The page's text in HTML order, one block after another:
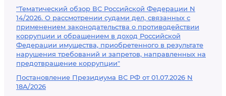
"Тематический обзор ВС Российской Федерации N
14/2026. О рассмотрении судами дел, связанных с
применением законодательства о противодействии
коррупции и обращением в доход Российской
Федерации имущества, приобретенного в результате
нарушения требований и запретов, направленных на
предотвращение коррупции"
Постановление Президиума ВС РФ от 01.07.2026 N
18А/2026